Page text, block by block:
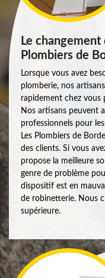
Le
Plombiers de
Lorsque vous avez
plomberie, nos
rapidement chez vous
Nos artisans peuvent
professionnels pour
Les Plombiers de
des clients. Si vous
propose la meilleure
genre de problème
dispositif est en
de robinetterie. Nous
supérieure.